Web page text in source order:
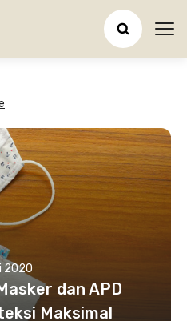
2020
dan APD
Maksimal